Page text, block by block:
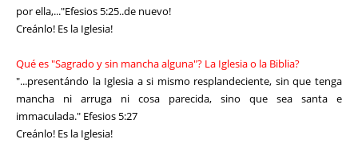
por ella,..."Efesios 5:25..de nuevo!
Creánlo! Es la Iglesia!
Qué es "Sagrado y sin mancha alguna"? La Iglesia o la Biblia?
"...presentándo la Iglesia a si mismo resplandeciente, sin que tenga
mancha ni arruga ni cosa parecida, sino que sea santa e
immaculada." Efesios 5:27
Creánlo! Es la Iglesia!